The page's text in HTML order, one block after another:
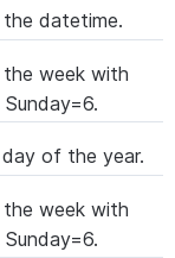
datetime.
week with
of the year.
week with